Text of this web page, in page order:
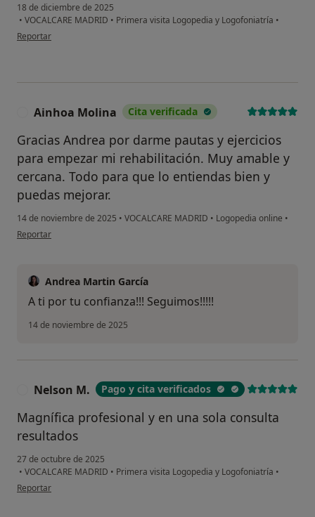
18 de diciembre de 2025
• VOCALCARE MADRID • Primera visita Logopedia y Logofoniatría •
en opinión del usuario Toni Dublet
Reportar
Ainhoa Molina Cita verificada
Gracias Andrea por darme pautas y ejercicios
para empezar mi rehabilitación. Muy amable y
cercana. Todo para que lo entiendas bien y
puedas mejorar.
14 de noviembre de 2025 • VOCALCARE MADRID • Logopedia online •
en opinión del usuario Ainhoa Molina
Reportar
Andrea Martin García
A ti por tu confianza!!! Seguimos!!!!!
14 de noviembre de 2025
Nelson M. Pago y cita verificados
Magnífica profesional y en una sola consulta
resultados
27 de octubre de 2025
• VOCALCARE MADRID • Primera visita Logopedia y Logofoniatría •
en opinión del usuario Nelson M.
Reportar